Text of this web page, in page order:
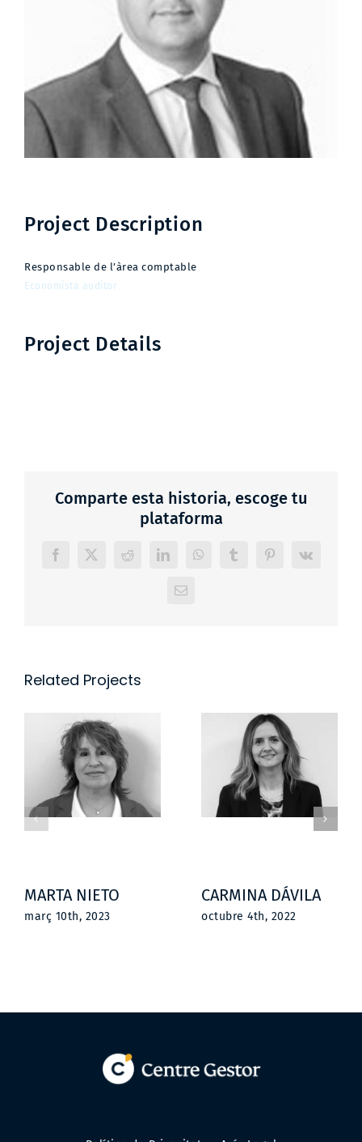
Project Description
Responsable de l’àrea comptable
Economista auditor
Project Details
Comparte esta historia, escoge tu
plataforma
Facebook
X RedditLinkedInWhatsAppTumblrPinterest
Vk
Email
Related Projects
MARTA NIETO
març 10th, 2023
CARMINA DÁVILA
octubre 4th, 2022